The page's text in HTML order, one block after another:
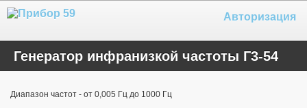
Авторизация
Генератор инфранизкой частоты Г3-54
Диапазон частот - от 0,005 Гц до 1000 Гц